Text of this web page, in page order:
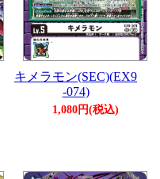
キメラモン(SEC)(EX9
-074)
1,080円(税込)